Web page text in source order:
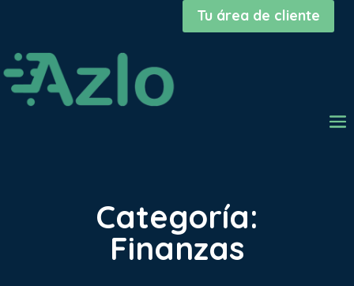
Tu área de cliente
Categoría:
Finanzas